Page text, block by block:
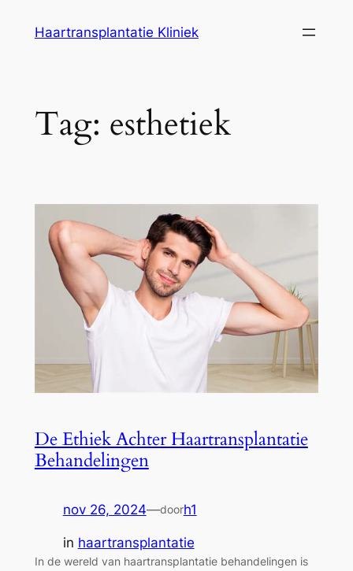
Haartransplantatie Kliniek
Tag: esthetiek
De Ethiek Achter Haartransplantatie
Behandelingen
nov 26, 2024—doorh1
in haartransplantatie
In de wereld van haartransplantatie behandelingen is